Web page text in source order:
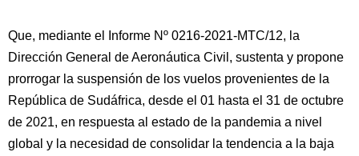
Que, mediante el Informe Nº 0216-2021-MTC/12, la
Dirección General de Aeronáutica Civil, sustenta y propone
prorrogar la suspensión de los vuelos provenientes de la
República de Sudáfrica, desde el 01 hasta el 31 de octubre
de 2021, en respuesta al estado de la pandemia a nivel
global y la necesidad de consolidar la tendencia a la baja